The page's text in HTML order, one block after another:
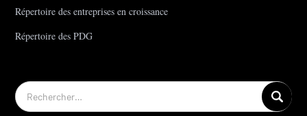
Répertoire des entreprises en croissance
Répertoire des PDG